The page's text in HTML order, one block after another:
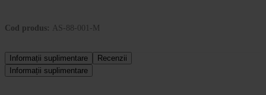
Cod produs: AS-88-001-M
Informații suplimentare
Recenzii
Informații suplimentare